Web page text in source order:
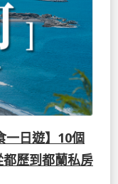
一日遊】10個
歷到都蘭私房